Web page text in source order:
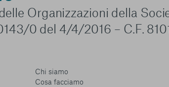
Organizzazioni della
0 del 4/4/2016 – C.F.
Chi siamo
Cosa facciamo